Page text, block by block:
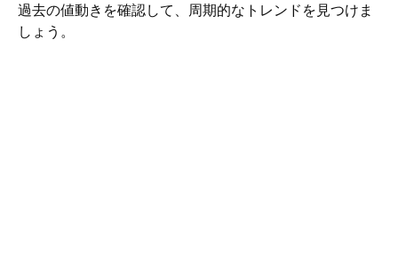
過去の値動きを確認して、周期的なトレンドを見つけま
しょう。